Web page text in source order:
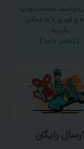
خدمات چاپ
و فوری با ما تماس
بگیرید
( تماس با ما )
ارسال رایگان